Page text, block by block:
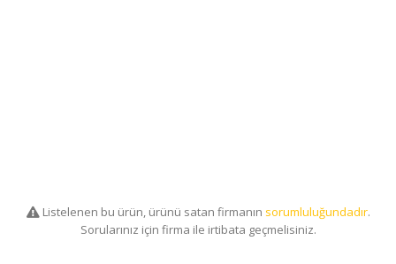
Listelenen bu ürün, ürünü satan firmanın sorumluluğundadır.
Sorularınız için firma ile irtibata geçmelisiniz.